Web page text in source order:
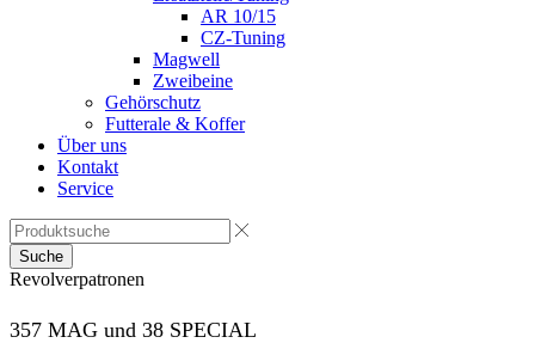
AR 10/15
CZ-Tuning
Magwell
Zweibeine
Gehörschutz
Futterale & Koffer
Über uns
Kontakt
Service
Suche
Revolverpatronen
357 MAG und 38 SPECIAL